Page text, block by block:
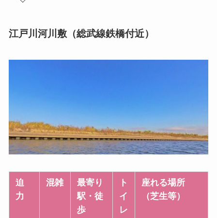
江戸川河川敷（総武線鉄橋付近）
迫
力
混雑
最寄り
駅・徒
歩
ト
イ
レ
座れる場所
（芝生等）